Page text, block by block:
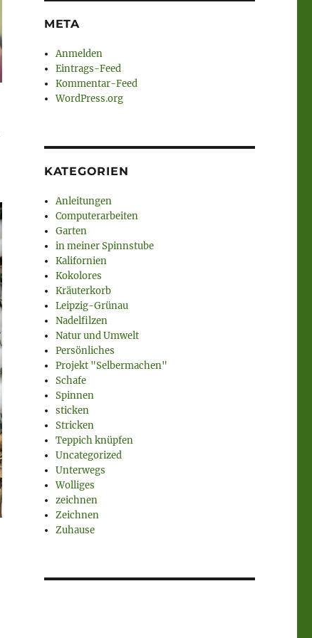
META
Anmelden
Eintrags-Feed
Kommentar-Feed
WordPress.org
KATEGORIEN
Anleitungen
Computerarbeiten
Garten
in meiner Spinnstube
Kalifornien
Kokolores
Kräuterkorb
Leipzig-Grünau
Nadelfilzen
Natur und Umwelt
Persönliches
Projekt "Selbermachen"
Schafe
Spinnen
sticken
Stricken
Teppich knüpfen
Uncategorized
Unterwegs
Wolliges
zeichnen
Zeichnen
Zuhause